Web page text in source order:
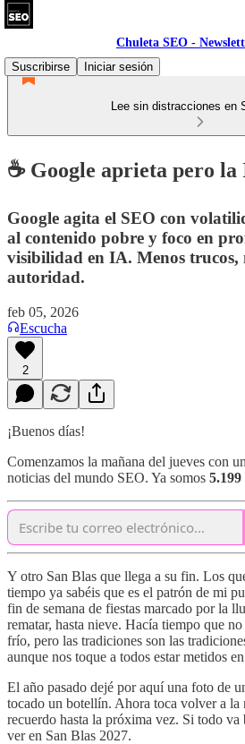
Chuleta SEO -
Suscribirse
Iniciar sesión
Lee sin distracciones en
☕ Google aprieta pero la
Google agita el SEO con
al contenido pobre y foco en
visibilidad en IA. Menos trucos,
autoridad.
feb 05, 2026
Escucha
2
¡Buenos días!
Comenzamos la mañana del jueves con
noticias del mundo SEO. Ya somos 5.199
Y otro San Blas que llega a su fin. Los
tiempo ya sabéis que es el patrón de mi
fin de semana de fiestas marcado por la
rematar, hasta nieve. Hacía tiempo que
frío, pero las tradiciones son las
aunque nos toque a todos estar metidos
El año pasado dejé por aquí una foto de
tocado un botellín. Ahora toca volver a la
recuerdo hasta la próxima vez. Si todo va
ver en San Blas 2027.